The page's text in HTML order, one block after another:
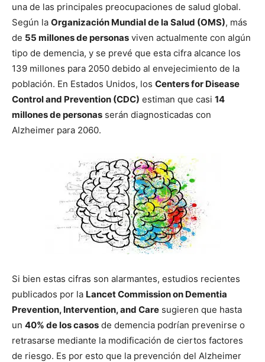
una de las principales preocupaciones de salud global.
Según la Organización Mundial de la Salud (OMS), más
de 55 millones de personas viven actualmente con algún
tipo de demencia, y se prevé que esta cifra alcance los
139 millones para 2050 debido al envejecimiento de la
población. En Estados Unidos, los Centers for Disease
Control and Prevention (CDC) estiman que casi 14
millones de personas serán diagnosticadas con
Alzheimer para 2060.
Si bien estas cifras son alarmantes, estudios recientes
publicados por la Lancet Commission on Dementia
Prevention, Intervention, and Care sugieren que hasta
un 40% de los casos de demencia podrían prevenirse o
retrasarse mediante la modificación de ciertos factores
de riesgo. Es por esto que la prevención del Alzheimer